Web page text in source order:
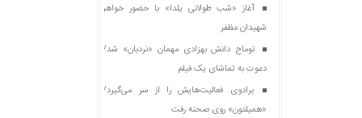
آغاز «شب طولانی یلدا» با حضور خواهر
شهیدان مظفر
توماج دانش بهزادی مهمان «نردبان» شد/
دعوت به تماشای یک فیلم
برادوی فعالیت‌هایش را از سر می‌گیرد/
«همیلتون» روی صحنه رفت